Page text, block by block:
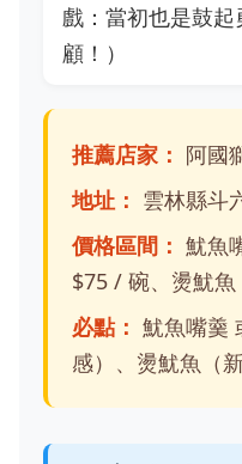
戲：當初也是鼓
顧！）
推薦店家： 阿國
地址： 雲林縣斗
價格區間： 魷魚
$75 / 碗、燙魷
必點： 魷魚嘴羹
感）、燙魷魚（